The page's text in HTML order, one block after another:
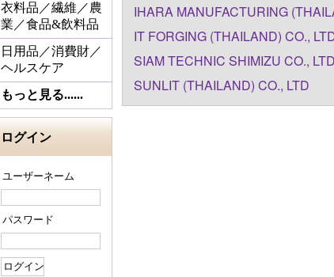
衣料品／繊維／農
業／食品&飲料品
日用品／消費財／
ヘルスケア
もっと見る......
ログイン
ユーザーネーム
パスワード
IHARA MANUFACTURING
IT FORGING (THAILAND) CO.,
SIAM TECHNIC SHIMIZU CO., LTD
SUNLIT (THAILAND) CO., LTD